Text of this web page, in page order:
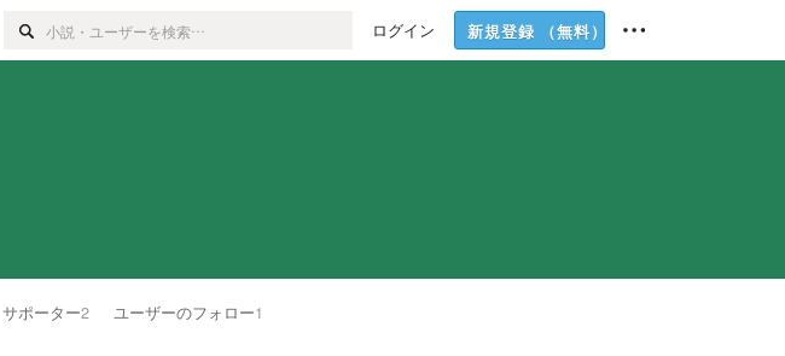
ログイン 新規登録 （無料）
サポーター2 ユーザーのフォロー1